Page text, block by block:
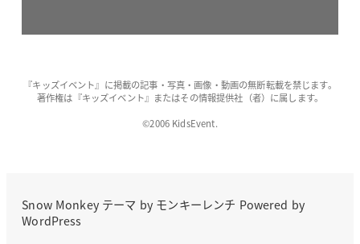
『キッズイベント』に掲載の記事・写真・画像・動画の無断転載を禁じます。
著作権は『キッズイベント』またはその情報提供社（者）に属します。
©2006 KidsEvent.
Snow Monkeyテーマ by モンキーレンチ Powered by
WordPress